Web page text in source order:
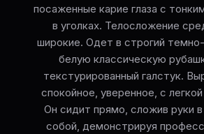
посаженные карие глаза с
в уголках. Телосложение
широкие. Одет в строгий
белую классическую
текстурированный галстук.
спокойное, уверенное, с
Он сидит прямо, сложив руки
собой, демонстрируя